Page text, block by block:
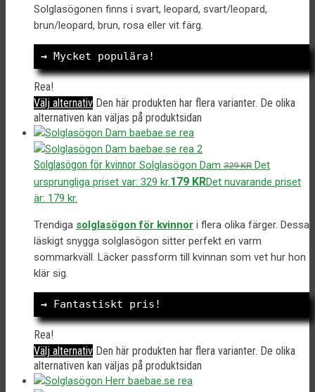
Solglasögonen finns i svart, leopard, svart/leopard,
brun/leopard, brun, rosa eller vit färg.
→ Mycket populära!
Rea!
Välj alternativ Den här produkten har flera varianter. De olika
alternativen kan väljas på produktsidan
Solglasögon för kvinnor Solglasögon Dam 329KR Det
ursprungliga priset var: 329 kr.179 KRDet nuvarande priset
är: 179 kr.
Trendiga solglasögon för kvinnor i flera olika färger. Dessa
läskigt snygga solglasögon sitter perfekt en varm
sommarkväll. Läcker passform till kvinnan som vet hur hon
klär sig.
→ Fantastiskt pris!
Rea!
Välj alternativ Den här produkten har flera varianter. De olika
alternativen kan väljas på produktsidan